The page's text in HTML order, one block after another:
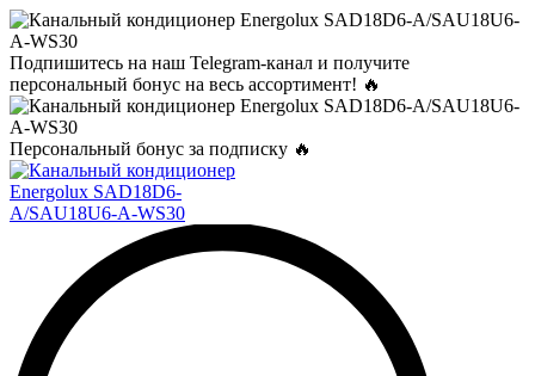
Подпишитесь на наш Telegram-канал и получите
персональный бонус на весь ассортимент! 🔥
Персональный бонус за подписку 🔥